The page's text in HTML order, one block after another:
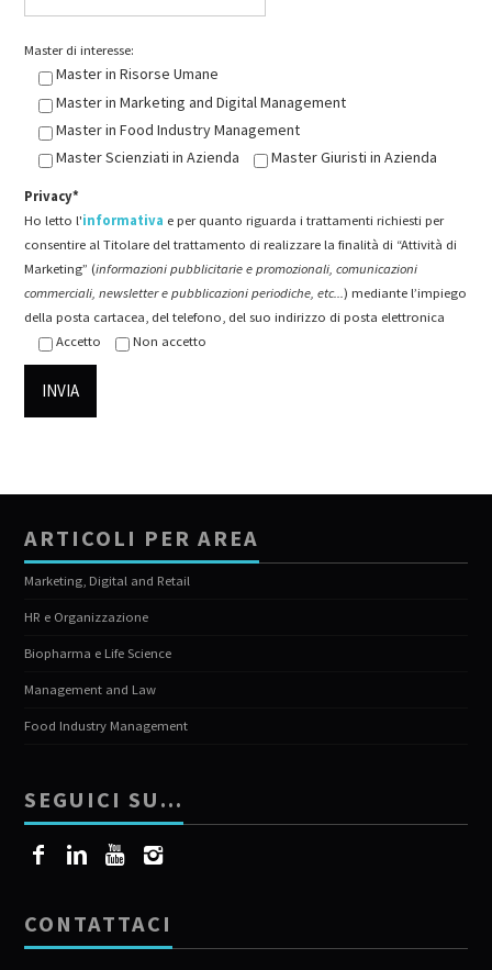
Master di interesse:
Master in Risorse Umane
Master in Marketing and Digital Management
Master in Food Industry Management
Master Scienziati in Azienda
Master Giuristi in Azienda
Privacy*
Ho letto l'informativa e per quanto riguarda i trattamenti richiesti per
consentire al Titolare del trattamento di realizzare la finalità di “Attività di
Marketing” (informazioni pubblicitarie e promozionali, comunicazioni
commerciali, newsletter e pubblicazioni periodiche, etc...) mediante l’impiego
della posta cartacea, del telefono, del suo indirizzo di posta elettronica
Accetto
Non accetto
ARTICOLI PER AREA
Marketing, Digital and Retail
HR e Organizzazione
Biopharma e Life Science
Management and Law
Food Industry Management
SEGUICI SU…
CONTATTACI